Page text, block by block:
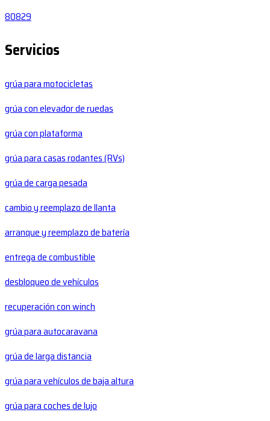
80829
Servicios
grúa para motocicletas
grúa con elevador de ruedas
grúa con plataforma
grúa para casas rodantes (RVs)
grúa de carga pesada
cambio y reemplazo de llanta
arranque y reemplazo de batería
entrega de combustible
desbloqueo de vehículos
recuperación con winch
grúa para autocaravana
grúa de larga distancia
grúa para vehículos de baja altura
grúa para coches de lujo